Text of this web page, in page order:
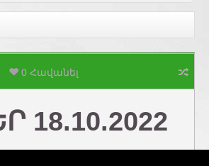
0 Հավանել
18.10.2022